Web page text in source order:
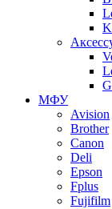
МФУ
Avision
Brother
Canon
Deli
Epson
Fplus
Fujifilm